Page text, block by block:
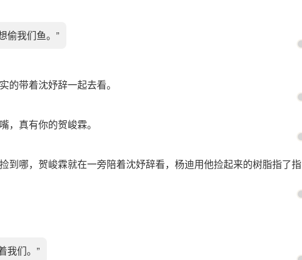
偷我们鱼。”
的带着沈妤辞一起去看。
，真有你的贺峻霖。
到哪，贺峻霖就在一旁陪着沈妤辞看，杨迪用他捡起来的树脂指了指
我们。”